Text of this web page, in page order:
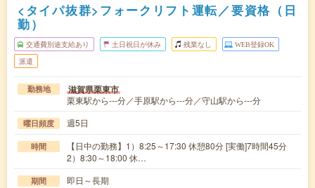
<タイパ抜群>フォークリフト運転／要資格（日
勤）
交通費別途支給あり 土日祝日が休み 残業なし WEB登録OK
派遣
勤務地 滋賀県栗東市
栗東駅から---分／手原駅から---分／守山駅から---分
曜日頻度 週5日
時間
【日中の勤務】1）8:25～17:30 休憩80分 [実働]7時間45分
2）8:30～18:00 休…
期間 即日～長期